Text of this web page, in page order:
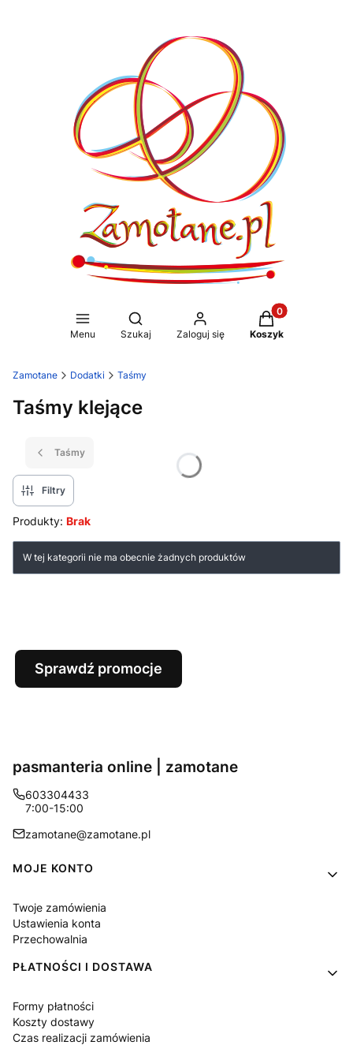
Menu
Otwórz wyszukiwarkę
Szukaj Zaloguj się
Produkty w
Koszyk
Zamotane Dodatki Taśmy
Taśmy klejące
Taśmy
Filtry
Produkty: Brak
Lista produktów
W tej kategorii nie ma obecnie żadnych produktów
Sprawdź promocje
pasmanteria online | zamotane
603304433
7:00-15:00
zamotane@zamotane.pl
Linki w stopce
MOJE KONTO
Twoje zamówienia
Ustawienia konta
Przechowalnia
PŁATNOŚCI I DOSTAWA
Formy płatności
Koszty dostawy
Czas realizacji zamówienia